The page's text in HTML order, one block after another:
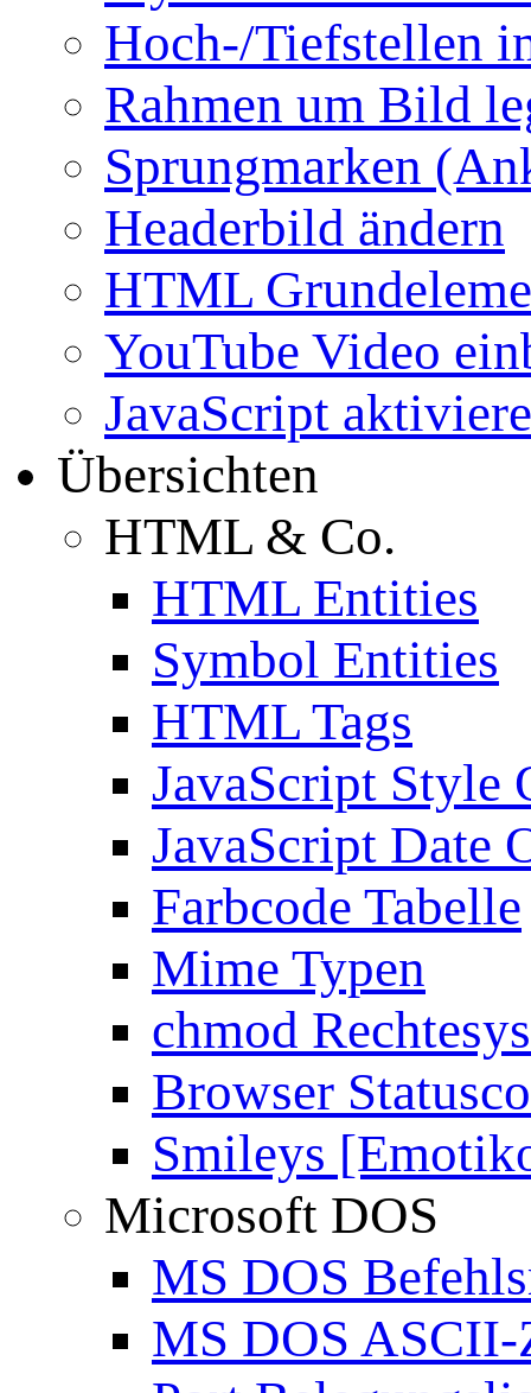
Hoch-/Tiefstellen
Rahmen um Bild
Sprungmarken
Headerbild ändern
HTML
YouTube Video
JavaScript
Übersichten
HTML & Co.
HTML Entities
Symbol Entities
HTML Tags
JavaScript Style
JavaScript Date
Farbcode Tabelle
Mime Typen
chmod
Browser
Smileys
Microsoft DOS
MS DOS
MS DOS ASCII-